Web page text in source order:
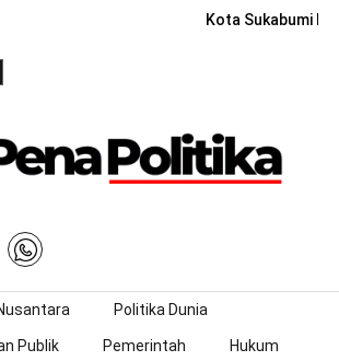
Kota Sukabumi
Politika Dunia
Publik Pemerintah Hukum